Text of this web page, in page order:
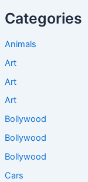
Categories
Animals
Art
Art
Art
Bollywood
Bollywood
Bollywood
Cars